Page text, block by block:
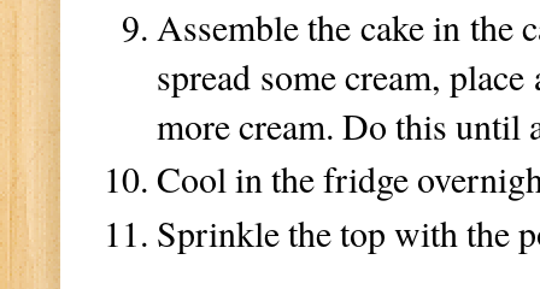
Assemble the cake in the
spread some cream,
more cream. Do this until
Cool in the fridge
Sprinkle the top with the